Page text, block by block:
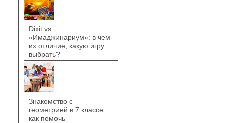
Dixit vs
«Имаджинариум»: в чем
их отличие, какую игру
выбрать?
Знакомство с
геометрией в 7 классе:
как помочь